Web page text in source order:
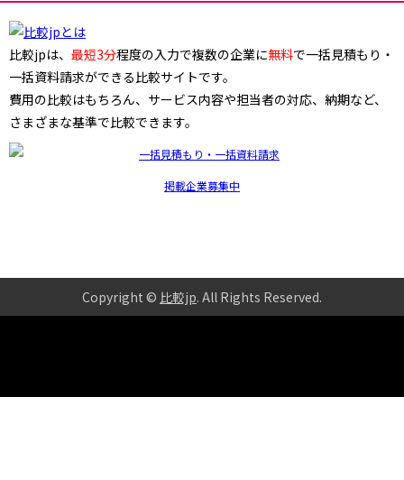
比較jpは、 最短3分程度の入力で複数の企業に無料で一括見積もり・
一括資料請求ができる比較サイトです。
費用の比較はもちろん、サービス内容や担当者の対応、納期など、
さまざまな基準で比較できます。
掲載企業募集中
Copyright © 比較jp. All Rights Reserved.